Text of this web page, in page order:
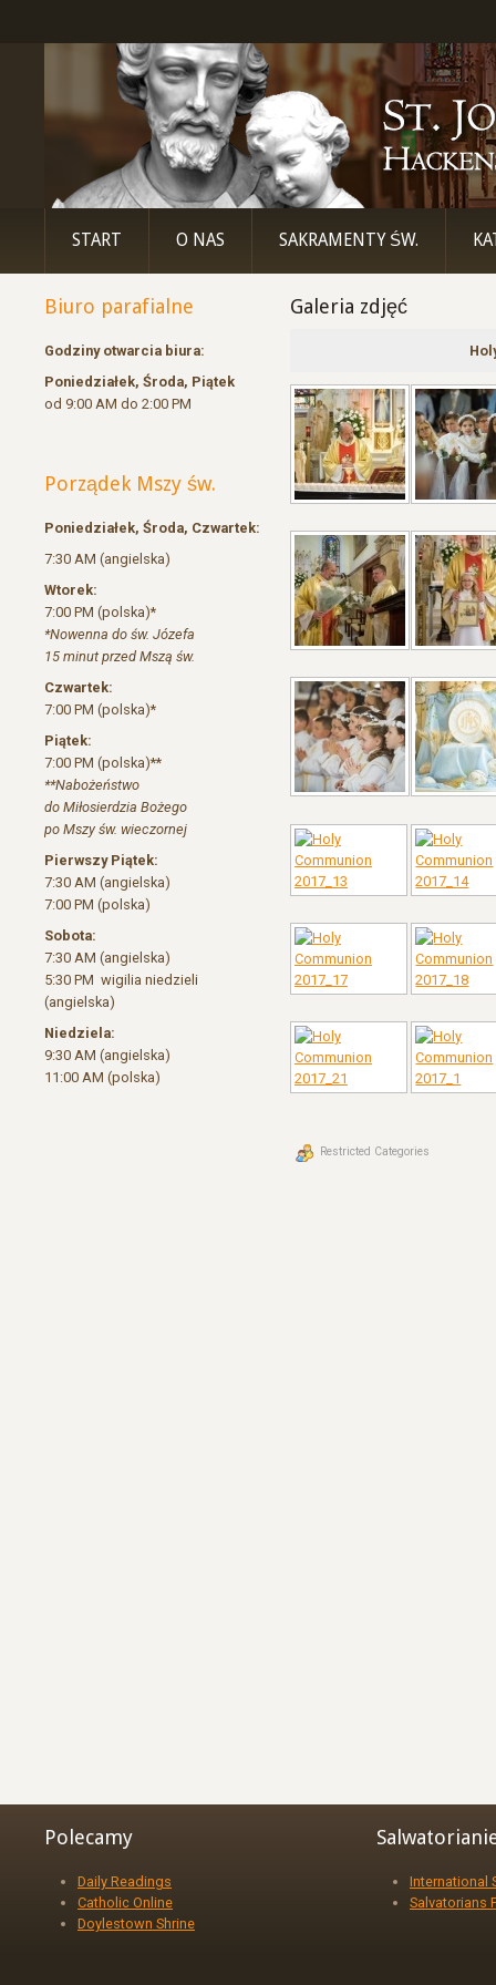
START O NAS SAKRAMENTY ŚW.
Biuro parafialne
Godziny otwarcia biura:
Poniedziałek, Środa, Piątek
od 9:00 AM do 2:00 PM
Porządek Mszy św.
Poniedziałek, Środa, Czwartek:
7:30 AM (angielska)
Wtorek:
7:00 PM (polska)*
*Nowenna do św. Józefa
15 minut przed Mszą św.
Czwartek:
7:00 PM (polska)*
Piątek:
7:00 PM (polska)**
**Nabożeństwo
do Miłosierdzia Bożego
po Mszy św. wieczornej
Pierwszy Piątek:
7:30 AM (angielska)
7:00 PM (polska)
Sobota:
7:30 AM (angielska)
5:30 PM wigilia niedzieli
(angielska)
Niedziela:
9:30 AM (angielska)
11:00 AM (polska)
Galeria zdjęć
Restricted Categories
Polecamy
Daily Readings
Catholic Online
Doylestown Shrine
International
Salvatorians